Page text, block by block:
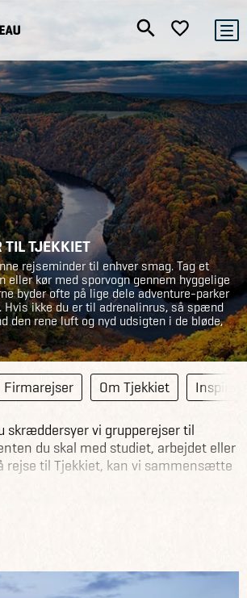
TIL TJEKKIET
rejseminder til enhver smag. Tag et
eller kør med sporvogn gennem hyggelige
byder ofte på lige dele adventure-parker
Hvis ikke du er til adrenalinrus, så spænd
den rene luft og nyd udsigten i de bløde,
Firmarejser Om Tjekkiet
skræddersyer vi grupperejser til
du skal med studiet, arbejdet eller
rejse til Tjekkiet, kan vi sammensætte
til Tjekkiet nedenfor.